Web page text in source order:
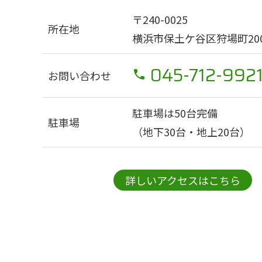
所在地
〒240-0025
横浜市保土ケ谷区狩場町
お問い合わせ 045-712-
駐車場
駐車場は50台完備
（地下30台・地上20台）
詳しいアクセスはこちら